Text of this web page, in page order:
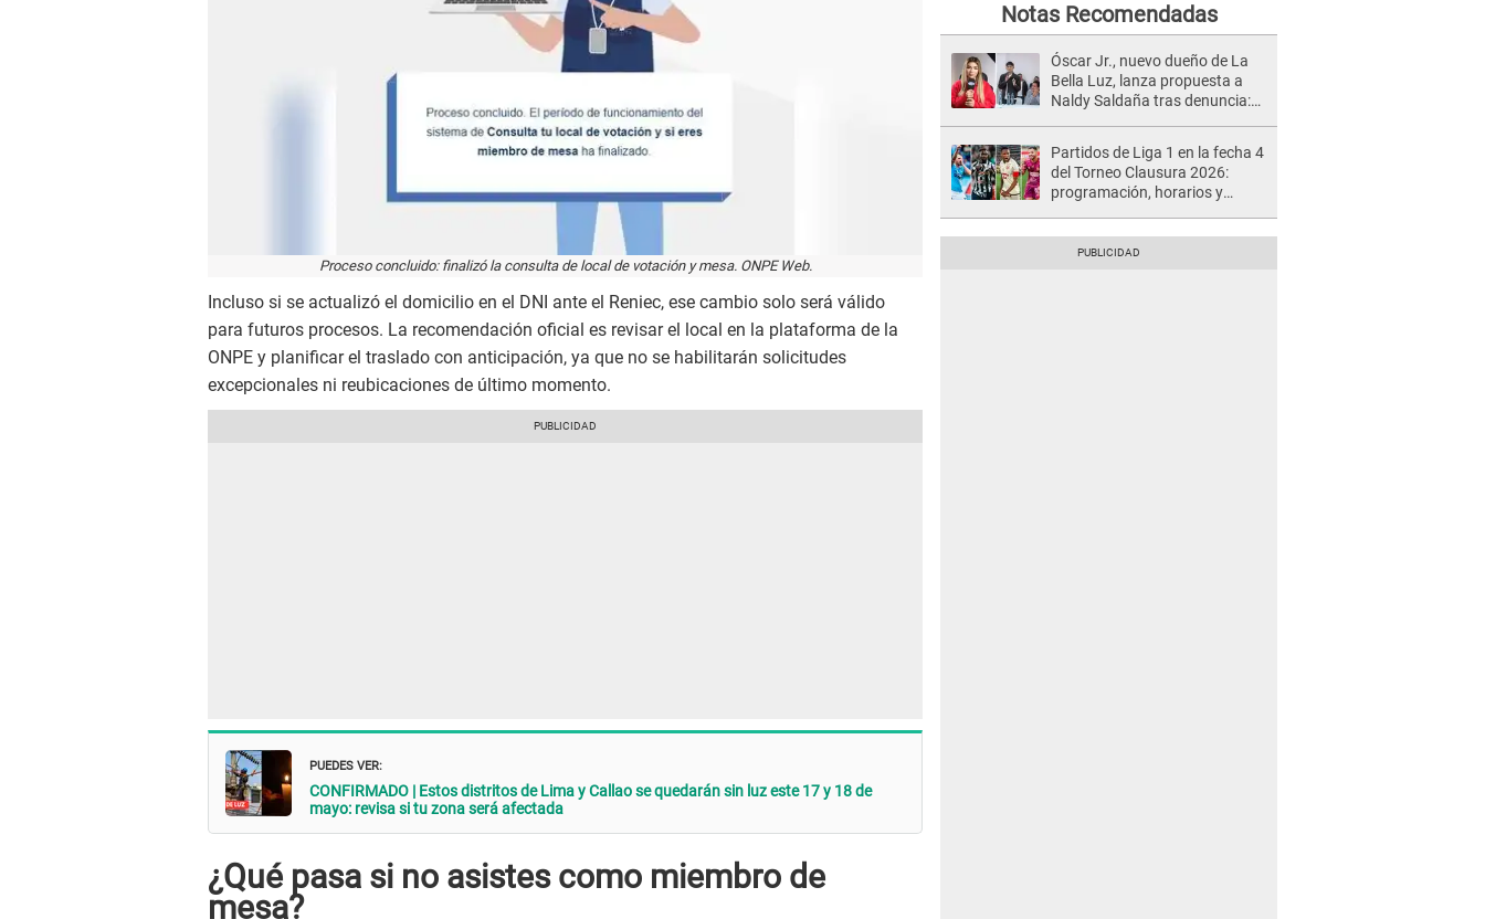
Proceso concluido: finalizó la consulta de local de votación y mesa. ONPE Web.
Incluso si se actualizó el domicilio en el DNI ante el Reniec, ese cambio solo será válido
para futuros procesos. La recomendación oficial es revisar el local en la plataforma de la
ONPE y planificar el traslado con anticipación, ya que no se habilitarán solicitudes
excepcionales ni reubicaciones de último momento.
PUEDES VER:
CONFIRMADO | Estos distritos de Lima y Callao se quedarán sin luz este 17 y 18 de
mayo: revisa si tu zona será afectada
¿Qué pasa si no asistes como miembro de
mesa?
Notas Recomendadas
Óscar Jr., nuevo dueño de La
Bella Luz, lanza propuesta a
Naldy Saldaña tras denuncia:
Partidos de Liga 1 en la fecha 4
del Torneo Clausura 2026:
programación, horarios y